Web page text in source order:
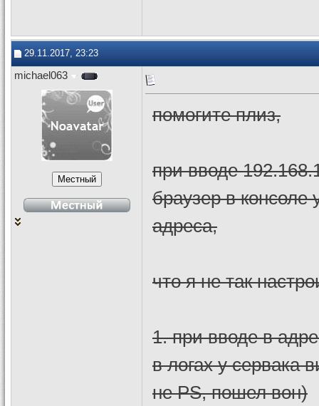
29.11.2017, 23:23
michael063
помогите плиз,
при вводе
браузер в консоле
адреса,
что я не так
1. при вводе в
в логах у сервака
не PS, пошел вон)